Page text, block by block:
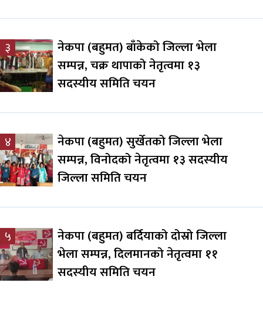
३
नेकपा (बहुमत) बाँकेको जिल्ला भेला
सम्पन्न, चक्र थापाको नेतृत्वमा १३
सदस्यीय समिति चयन
४
नेकपा (बहुमत) सुर्खेतको जिल्ला भेला
सम्पन्न, विनोदको नेतृत्वमा १३ सदस्यीय
जिल्ला समिति चयन
५
नेकपा (बहुमत) बर्दियाको दोस्रो जिल्ला
भेला सम्पन्न, दिलमानको नेतृत्वमा ११
सदस्यीय समिति चयन